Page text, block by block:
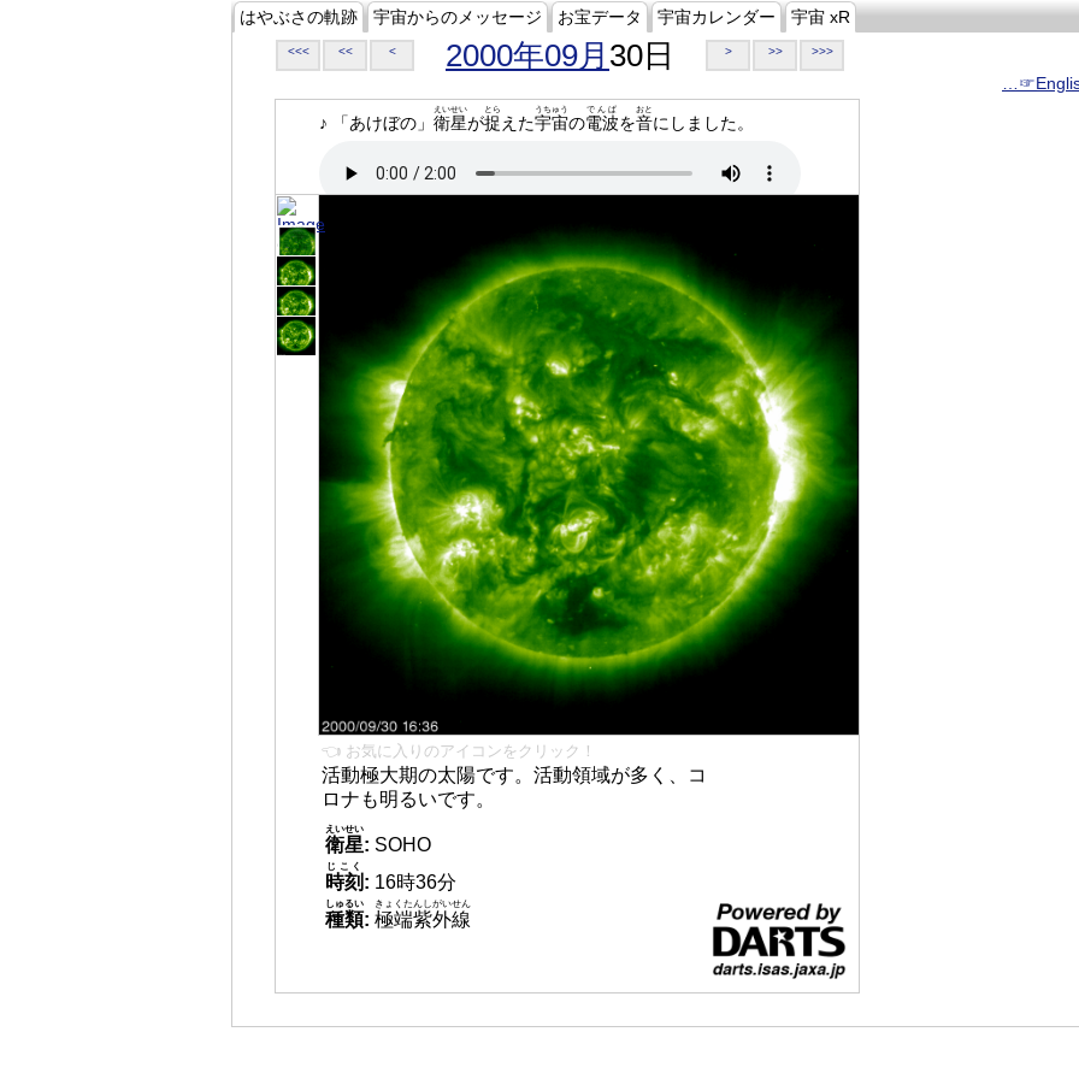
はやぶさの軌跡 宇宙からのメッセージ お宝データ 宇宙カレンダー 宇宙 xR
<<< << < 2000年09月 30日 > >> >>>
♪ 「あけぼの」 衛星
えいせい
が捉
とら
えた宇宙
うちゅう
の電波
でんぱ
を音
おと
にしました。
👈 お気に入りのアイコンをクリック！
活動極大期の太陽です。活動領域が多く、コ
ロナも明るいです。
衛星
えいせい
: SOHO
時刻
じこく
: 16時36分
種類
しゅるい
: 極端紫外線
きょくたんしがいせん